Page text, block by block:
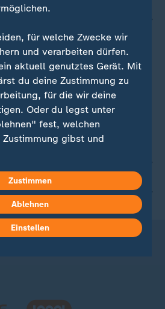
für welche Zwecke wir
und verarbeiten dürfen.
aktuell genutztes Gerät. Mit
du deine Zustimmung zu
für die wir deine
Oder du legst unter
fest, welchen
gibst und
widerrufen oder ändern.
Impressum.
findest du in unserer
Zustimmen
Ablehnen
Einstellen